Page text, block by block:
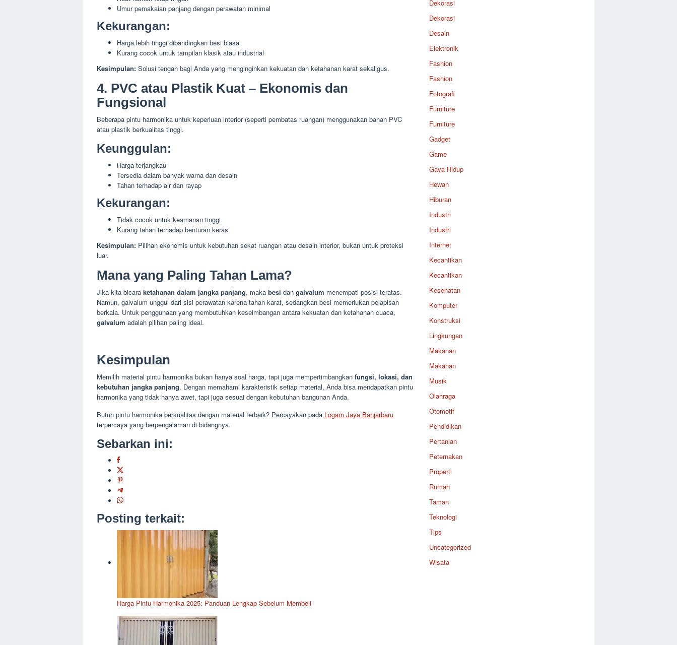
Umur pemakaian panjang dengan perawatan minimal
Kekurangan:
Harga lebih tinggi dibandingkan besi biasa
Kurang cocok untuk tampilan klasik atau industrial
Kesimpulan: Solusi tengah bagi Anda yang menginginkan kekuatan dan ketahanan karat sekaligus.
4. PVC atau Plastik Kuat – Ekonomis dan
Fungsional
Beberapa pintu harmonika untuk keperluan interior (seperti pembatas ruangan) menggunakan bahan PVC
atau plastik berkualitas tinggi.
Keunggulan:
Harga terjangkau
Tersedia dalam banyak warna dan desain
Tahan terhadap air dan rayap
Kekurangan:
Tidak cocok untuk keamanan tinggi
Kurang tahan terhadap benturan keras
Kesimpulan: Pilihan ekonomis untuk kebutuhan sekat ruangan atau desain interior, bukan untuk proteksi
luar.
Mana yang Paling Tahan Lama?
Jika kita bicara ketahanan dalam jangka panjang, maka besi dan galvalum menempati posisi teratas.
Namun, galvalum unggul dari sisi perawatan karena tahan karat, sedangkan besi memerlukan pelapisan
berkala. Untuk penggunaan yang membutuhkan keseimbangan antara kekuatan dan ketahanan cuaca,
galvalum adalah pilihan paling ideal.
Kesimpulan
Memilih material pintu harmonika bukan hanya soal harga, tapi juga mempertimbangkan fungsi, lokasi, dan
kebutuhan jangka panjang. Dengan memahami karakteristik setiap material, Anda bisa mendapatkan pintu
harmonika yang tidak hanya awet, tapi juga sesuai dengan kebutuhan bangunan Anda.
Butuh pintu harmonika berkualitas dengan material terbaik? Percayakan pada Logam Jaya Banjarbaru
terpercaya yang berpengalaman di bidangnya.
Sebarkan ini:
Posting terkait:
Harga Pintu Harmonika 2025: Panduan Lengkap Sebelum Membeli
Dekorasi
Dekorasi
Desain
Elektronik
Fashion
Fashion
Fotografi
Furniture
Furniture
Gadget
Game
Gaya Hidup
Hewan
Hiburan
Industri
Industri
Internet
Kecantikan
Kecantikan
Kesehatan
Komputer
Konstruksi
Lingkungan
Makanan
Makanan
Musik
Olahraga
Otomotif
Pendidikan
Pertanian
Peternakan
Properti
Rumah
Taman
Teknologi
Tips
Uncategorized
Wisata